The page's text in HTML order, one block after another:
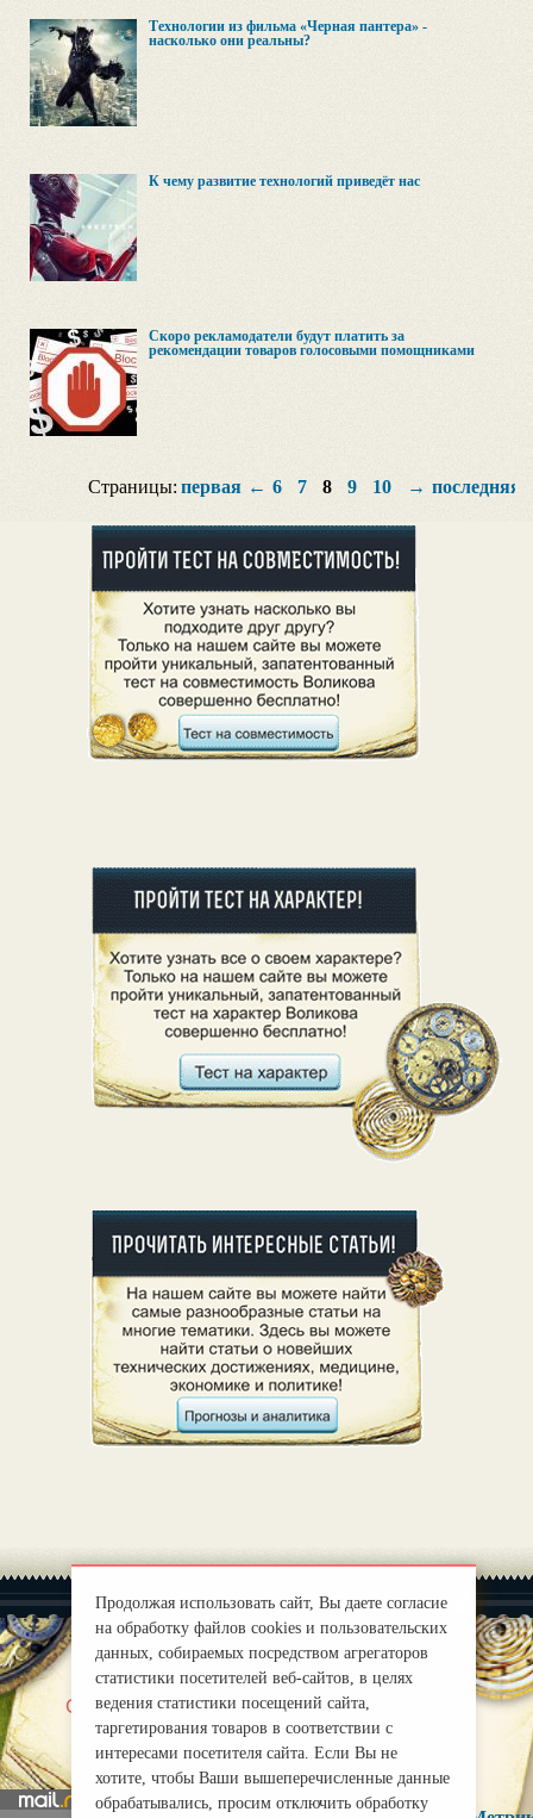
Технологии из фильма «Черная пантера» -
насколько они реальны?
К чему развитие технологий приведёт нас
Скоро рекламодатели будут платить за
рекомендации товаров голосовыми помощниками
Страницы: первая ← 6 7 8 9 10 → последняя
О нас |
mirprognoz@mail.ru
Продолжая использовать сайт, Вы даете согласие
на обработку файлов cookies и пользовательских
данных, собираемых посредством агрегаторов
статистики посетителей веб-сайтов, в целях
ведения статистики посещений сайта,
таргетирования товаров в соответствии с
интересами посетителя сайта. Если Вы не
хотите, чтобы Ваши вышеперечисленные данные
обрабатывались, просим отключить обработку